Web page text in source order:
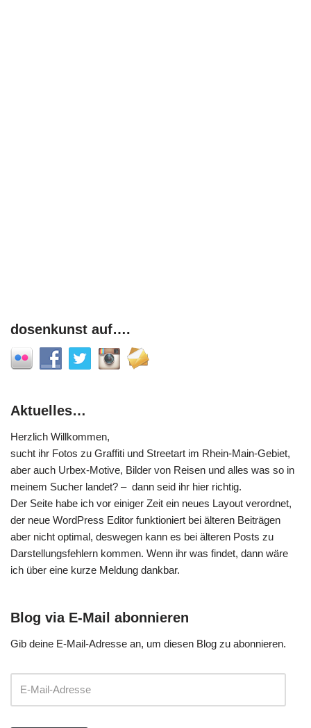
dosenkunst auf….
Aktuelles…
Herzlich Willkommen,
sucht ihr Fotos zu Graffiti und Streetart im Rhein-Main-Gebiet,
aber auch Urbex-Motive, Bilder von Reisen und alles was so in
meinem Sucher landet? – dann seid ihr hier richtig.
Der Seite habe ich vor einiger Zeit ein neues Layout verordnet,
der neue WordPress Editor funktioniert bei älteren Beiträgen
aber nicht optimal, deswegen kann es bei älteren Posts zu
Darstellungsfehlern kommen. Wenn ihr was findet, dann wäre
ich über eine kurze Meldung dankbar.
Blog via E-Mail abonnieren
Gib deine E-Mail-Adresse an, um diesen Blog zu abonnieren.